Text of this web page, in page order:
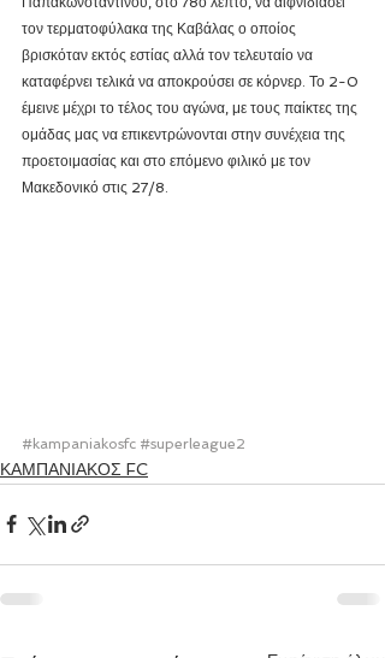
τον τερματοφύλακα της Καβάλας ο οποίος
βρισκόταν εκτός εστίας αλλά τον τελευταίο να
καταφέρνει τελικά να αποκρούσει σε κόρνερ. Το 2-0
έμεινε μέχρι το τέλος του αγώνα, με τους παίκτες της
ομάδας μας να επικεντρώνονται στην συνέχεια της
προετοιμασίας και στο επόμενο φιλικό με τον
Μακεδονικό στις 27/8.
#kampaniakosfc #superleague2
ΚΑΜΠΑΝΙΑΚΟΣ FC